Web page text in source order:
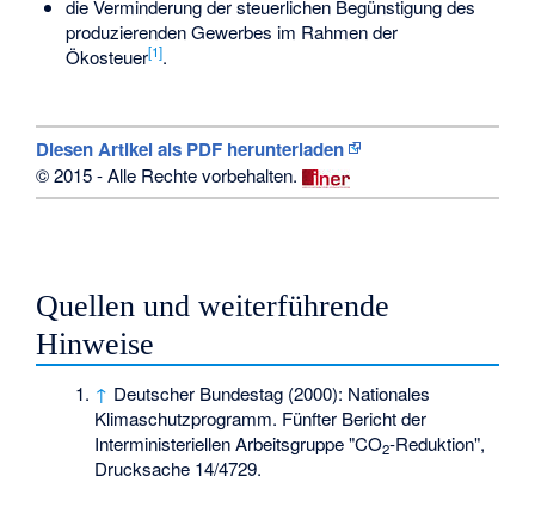
die Verminderung der steuerlichen Begünstigung des
produzierenden Gewerbes im Rahmen der
Ökosteuer[1].
Diesen Artikel als PDF herunterladen
© 2015 - Alle Rechte vorbehalten.
Quellen und weiterführende
Hinweise
↑ Deutscher Bundestag (2000): Nationales
Klimaschutzprogramm. Fünfter Bericht der
Interministeriellen Arbeitsgruppe "CO2-Reduktion",
Drucksache 14/4729.